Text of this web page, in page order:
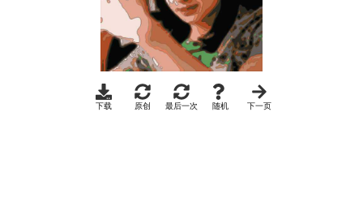
下载 原创 最后一次 随机 下一页